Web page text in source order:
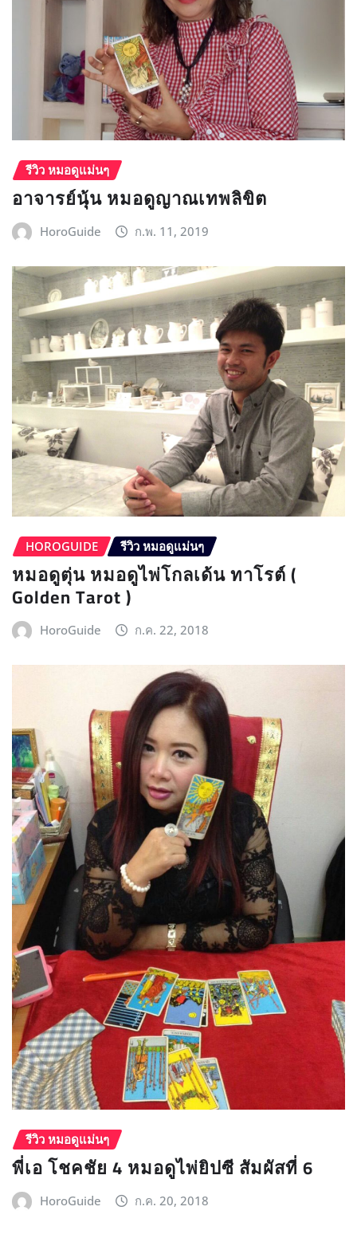
รีวิว หมอดูแม่นๆ
อาจารย์นุ้น หมอดูญาณเทพลิขิต
HoroGuide ก.พ. 11, 2019
HOROGUIDE รีวิว หมอดูแม่นๆ
หมอดูตุ่น หมอดูไพ่โกลเด้น ทาโรต์ (
Golden Tarot )
HoroGuide ก.ค. 22, 2018
รีวิว หมอดูแม่นๆ
พี่เอ โชคชัย 4 หมอดูไพ่ยิปซี สัมผัสที่ 6
HoroGuide ก.ค. 20, 2018